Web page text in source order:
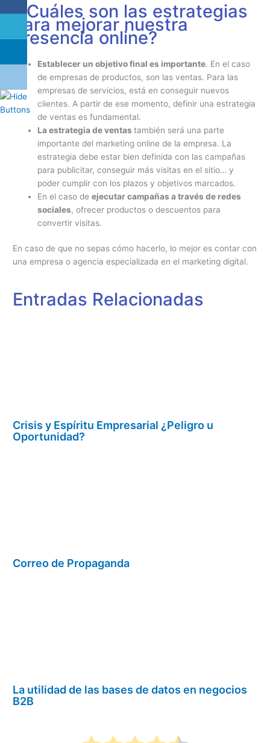
¿Cuáles son las estrategias
para mejorar nuestra
presencia online?
Establecer un objetivo final es importante. En el caso
de empresas de productos, son las ventas. Para las
empresas de servicios, está en conseguir nuevos
clientes. A partir de ese momento, definir una estrategia
de ventas es fundamental.
La estrategia de ventastambién será una parte
importante del marketing online de la empresa. La
estrategia debe estar bien definida con las campañas
para publicitar, conseguir más visitas en el sitio… y
poder cumplir con los plazos y objetivos marcados.
En el caso deejecutar campañas a través de redes
sociales, ofrecer productos o descuentos para
convertir visitas.
En caso de que no sepas cómo hacerlo, lo mejor es contar con
una empresa o agencia especializada en el marketing digital.
Entradas Relacionadas
Crisis y Espíritu Empresarial ¿Peligro u
Oportunidad?
Correo de Propaganda
La utilidad de las bases de datos en negocios
B2B